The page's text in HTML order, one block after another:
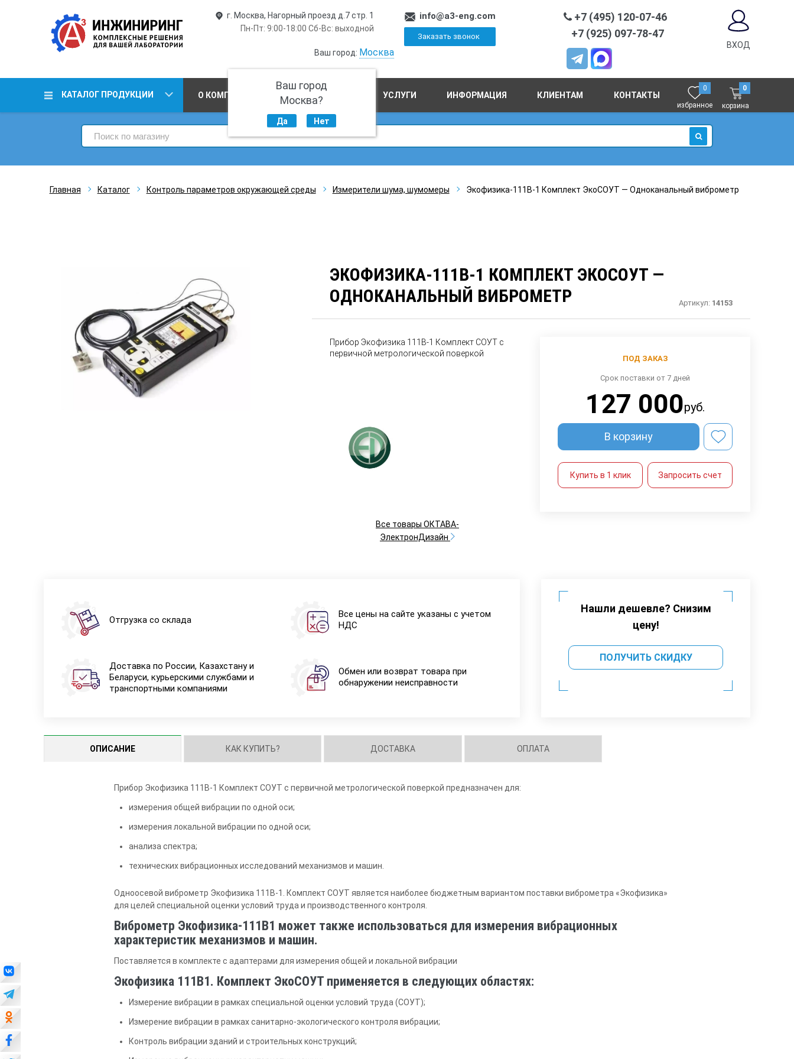
г. Москва, Нагорный проезд д.7 стр. 1
Пн-Пт: 9:00-18:00 Сб-Вс: выходной
Ваш город: Москва
Ваш город
Москва?
Да Нет
info@a3-eng.com
Заказать звонок
+7 (495) 120-07-46
+7 (925) 097-78-47
ВХОД
КАТАЛОГ ПРОДУКЦИИ О КОМПАНИИ ПРОИЗВОДСТВО УСЛУГИ ИНФОРМАЦИЯ КЛИЕНТАМ КОНТАКТЫ
0
избранное
0
корзина
ИСКАТЬ
Главная Каталог Контроль параметров окружающей среды Измерители шума, шумомеры Экофизика-111В-1 Комплект ЭкоСОУТ — Одноканальный виброметр
ЭКОФИЗИКА-111В-1 КОМПЛЕКТ ЭКОСОУТ —
ОДНОКАНАЛЬНЫЙ ВИБРОМЕТР
Артикул: 14153
Прибор Экофизика 111В-1 Комплект СОУТ с
первичной метрологической поверкой
Все товары ОКТАВА-
ЭлектронДизайн
ПОД ЗАКАЗ
Срок поставки от 7 дней
127 000руб.
В корзину
Купить в 1 клик Запросить счет
Отгрузка со склада
Все цены на сайте указаны с учетом
НДС
Доставка по России, Казахстану и
Беларуси, курьерскими службами и
транспортными компаниями
Обмен или возврат товара при
обнаружении неисправности
Нашли дешевле? Снизим
цену!
ПОЛУЧИТЬ СКИДКУ
ОПИСАНИЕ КАК КУПИТЬ? ДОСТАВКА ОПЛАТА
Прибор Экофизика 111В-1 Комплект СОУТ с первичной метрологической поверкой предназначен для:
измерения общей вибрации по одной оси;
измерения локальной вибрации по одной оси;
анализа спектра;
технических вибрационных исследований механизмов и машин.
Одноосевой виброметр Экофизика 111В-1. Комплект СОУТ является наиболее бюджетным вариантом поставки виброметра «Экофизика»
для целей специальной оценки условий труда и производственного контроля.
Виброметр Экофизика-111В1 может также использоваться для измерения вибрационных
характеристик механизмов и машин.
Поставляется в комплекте с адаптерами для измерения общей и локальной вибрации
Экофизика 111В1. Комплект ЭкоСОУТ применяется в следующих областях:
Измерение вибрации в рамках специальной оценки условий труда (СОУТ);
Измерение вибрации в рамках санитарно-экологического контроля вибрации;
Контроль вибрации зданий и строительных конструкций;